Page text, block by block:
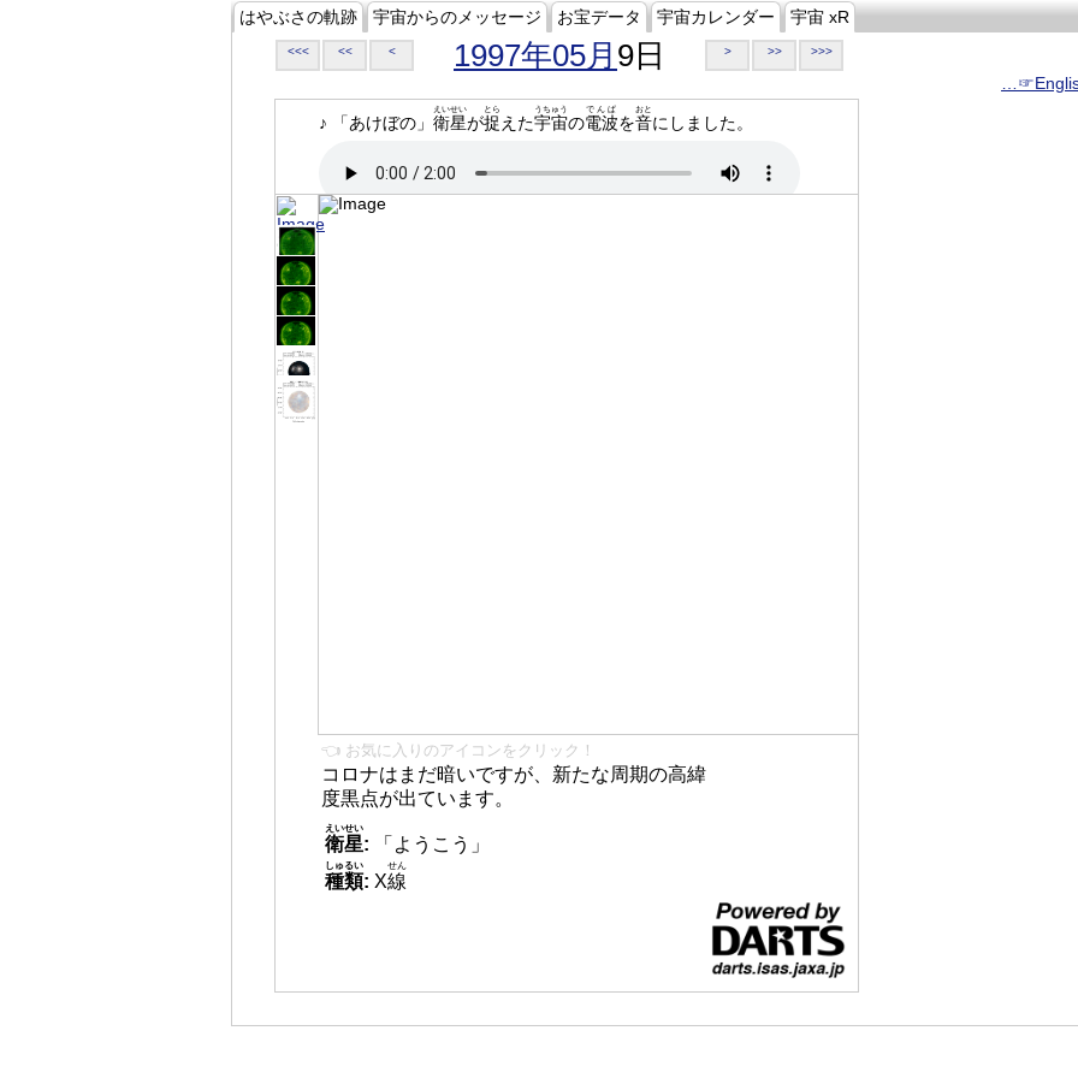
はやぶさの軌跡 宇宙からのメッセージ お宝データ 宇宙カレンダー 宇宙 xR
<<< << < 1997年05月 9日 > >> >>>
♪ 「あけぼの」 衛星
えいせい
が捉
とら
えた宇宙
うちゅう
の電波
でんぱ
を音
おと
にしました。
👈 お気に入りのアイコンをクリック！
コロナはまだ暗いですが、新たな周期の高緯
度黒点が出ています。
衛星
えいせい
:
「ようこう」
種類
しゅるい
: X線
せん